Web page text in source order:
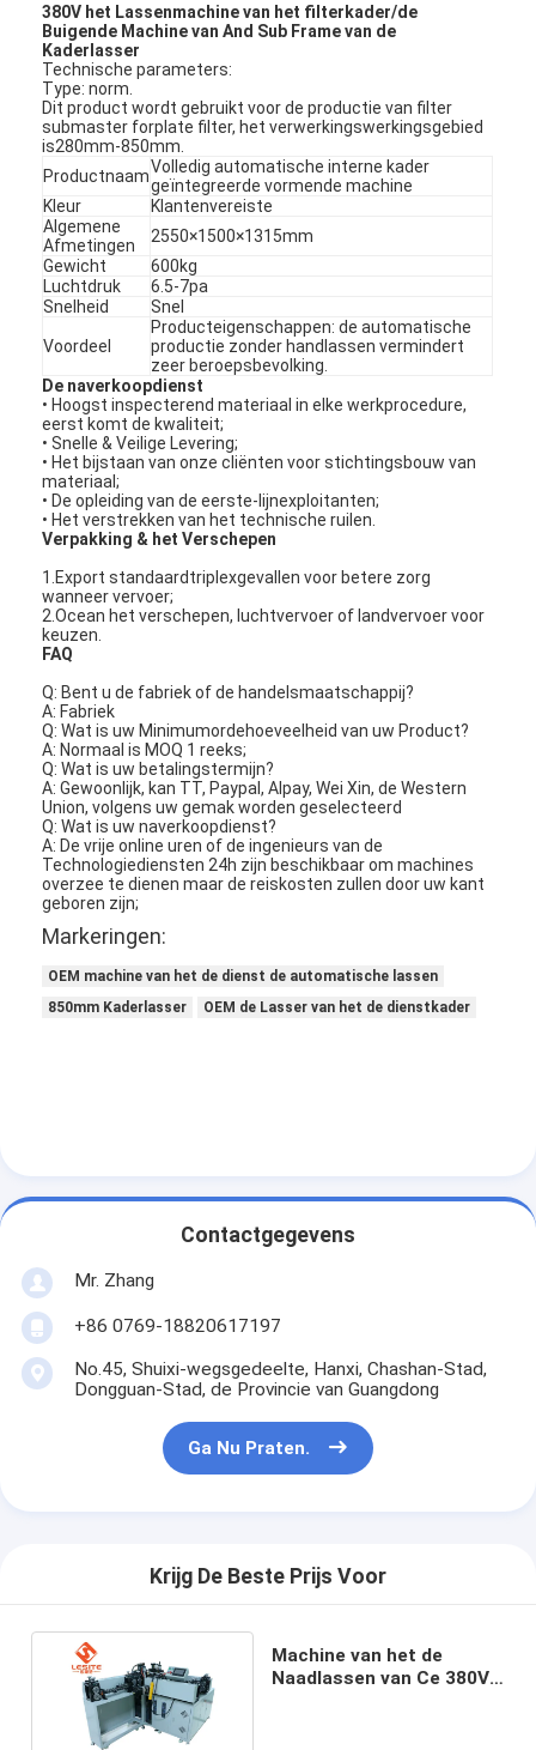
Fabriekstocht
Neem contact met ons op
Luchtfilter Productiemachine
Zakfilter die Machine maken
380V het Lassenmachine van het filterkader/de
Buigende Machine van And Sub Frame van de
Kaderlasser
Technische parameters:
Type: norm.
Dit product wordt gebruikt voor de productie van filter
submaster forplate filter, het verwerkingswerkingsgebied
is280mm-850mm.
ProductnaamVolledig automatische interne kader
geïntegreerde vormende machine
Kleur
Klantenvereiste
Algemene
Afmetingen
2550×1500×1315mm
Gewicht
600kg
Luchtdruk
6.5-7pa
Snelheid
Snel
Voordeel
Producteigenschappen: de automatische
productie zonder handlassen vermindert
zeer beroepsbevolking.
De naverkoopdienst
• Hoogst inspecterend materiaal in elke werkprocedure,
eerst komt de kwaliteit;
• Snelle & Veilige Levering;
• Het bijstaan van onze cliënten voor stichtingsbouw van
materiaal;
• De opleiding van de eerste-lijnexploitanten;
• Het verstrekken van het technische ruilen.
Verpakking & het Verschepen
1.Export standaardtriplexgevallen voor betere zorg
wanneer vervoer;
2.Ocean het verschepen, luchtvervoer of landvervoer voor
keuzen.
FAQ
Q: Bent u de fabriek of de handelsmaatschappij?
A: Fabriek
Q: Wat is uw Minimumordehoeveelheid van uw Product?
A: Normaal is MOQ 1 reeks;
Q: Wat is uw betalingstermijn?
A: Gewoonlijk, kan TT, Paypal, Alpay, Wei Xin, de Western
Union, volgens uw gemak worden geselecteerd
Q: Wat is uw naverkoopdienst?
A: De vrije online uren of de ingenieurs van de
Technologiediensten 24h zijn beschikbaar om machines
overzee te dienen maar de reiskosten zullen door uw kant
geboren zijn;
Markeringen:
OEM machine van het de dienst de automatische lassen
850mm Kaderlasser
OEM de Lasser van het de dienstkader
Contactgegevens
Mr. Zhang
+86 0769-18820617197
No.45, Shuixi-wegsgedeelte, Hanxi, Chashan-Stad,
Dongguan-Stad, de Provincie van Guangdong
Ga Nu Praten.
Krijg De Beste Prijs Voor
Machine van het de
Naadlassen van Ce 380V